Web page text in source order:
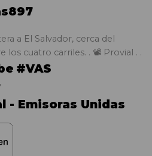
a El Salvador, cerca del
los cuatro carriles. . 📽️ Provial . .
#VAS
- Emisoras Unidas